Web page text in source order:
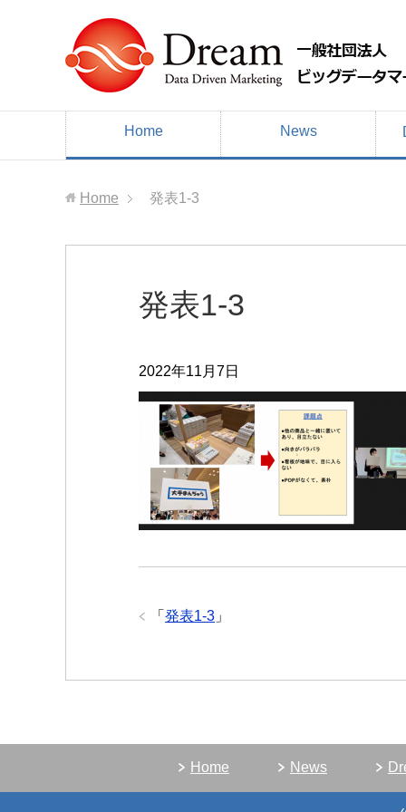
Home News
Home 発表1-3
発表1-3
2022年11月7日
「 発表1-3 」
Home News